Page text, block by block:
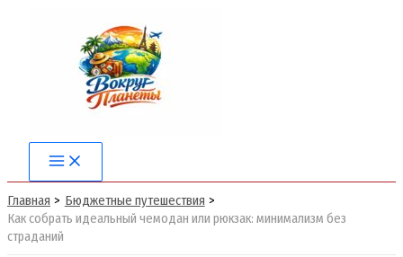
содержимому
Main
Menu
Главная
Бюджетные путешествия
Как собрать идеальный чемодан или рюкзак: минимализм без
страданий